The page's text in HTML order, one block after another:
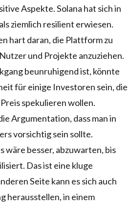
Aspekte. Solana hat sich in
ziemlich resilient erwiesen.
hart daran, die Plattform zu
und Projekte anzuziehen.
beunruhigend ist, könnte
für einige Investoren sein, die
spekulieren wollen.
Argumentation, dass man in
vorsichtig sein sollte.
wäre besser, abzuwarten, bis
Das ist eine kluge
Seite kann es sich auch
herausstellen, in einem